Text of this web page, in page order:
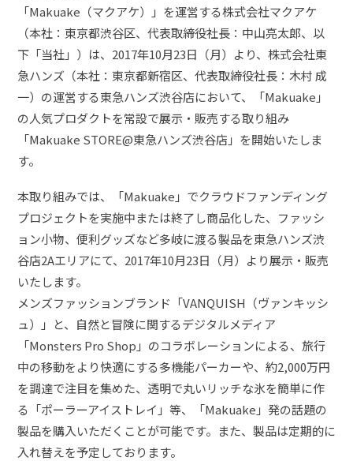
「Makuake（マクアケ）」を運営する株式会社マクアケ
（本社：東京都渋谷区、代表取締役社長：中山亮太郎、以
下「当社」）は、2017年10月23日（月）より、株式会社東
急ハンズ（本社：東京都新宿区、代表取締役社長：木村 成
一）の運営する東急ハンズ渋谷店において、「Makuake」
の人気プロダクトを常設で展示・販売する取り組み
「Makuake STORE@東急ハンズ渋谷店」を開始いたしま
す。
本取り組みでは、「Makuake」でクラウドファンディング
プロジェクトを実施中または終了し商品化した、ファッシ
ョン小物、便利グッズなど多岐に渡る製品を東急ハンズ渋
谷店2Aエリアにて、2017年10月23日（月）より展示・販売
いたします。
メンズファッションブランド「VANQUISH（ヴァンキッシ
ュ）」と、自然と冒険に関するデジタルメディア
「Monsters Pro Shop」のコラボレーションによる、旅行
中の移動をより快適にする多機能パーカーや、約2,000万円
を調達で注目を集めた、透明で丸いリッチな氷を簡単に作
る「ポーラーアイストレイ」等、「Makuake」発の話題の
製品を購入いただくことが可能です。また、製品は定期的に
入れ替えを予定しております。